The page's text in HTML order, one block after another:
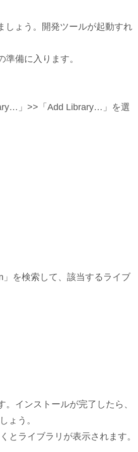
しょう。開発ツールが起動すれ
備に入ります。
」>>「Add Library…」を選
を検索して、該当するライブ
インストールが完了したら、
ょう。
とライブラリが表示されます。